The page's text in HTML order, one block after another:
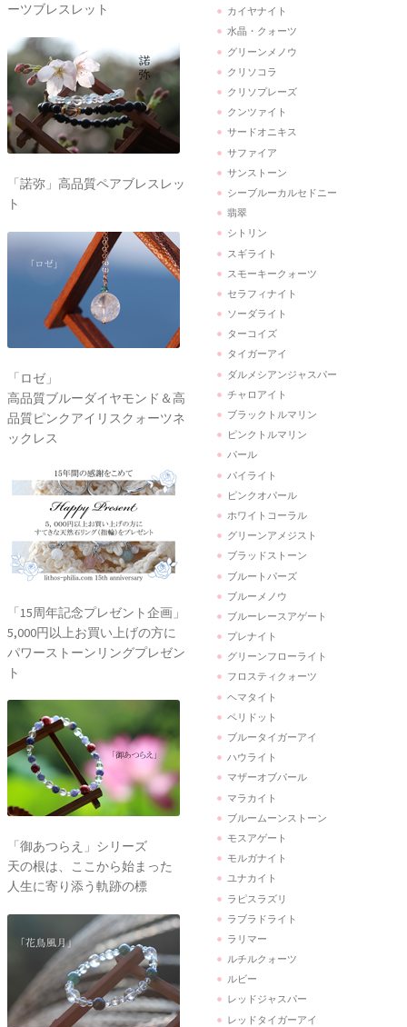
ーツブレスレット
「諾弥」高品質ペアブレスレッ
ト
「ロゼ」
高品質ブルーダイヤモンド＆高
品質ピンクアイリスクォーツネ
ックレス
「15周年記念プレゼント企画」
5,000円以上お買い上げの方に
パワーストーンリングプレゼン
ト
「御あつらえ」シリーズ
天の根は、ここから始まった
人生に寄り添う軌跡の標
カイヤナイト
水晶・クォーツ
グリーンメノウ
クリソコラ
クリソプレーズ
クンツァイト
サードオニキス
サファイア
サンストーン
シーブルーカルセドニー
翡翠
シトリン
スギライト
スモーキークォーツ
セラフィナイト
ソーダライト
ターコイズ
タイガーアイ
ダルメシアンジャスパー
チャロアイト
ブラックトルマリン
ピンクトルマリン
パール
パイライト
ピンクオパール
ホワイトコーラル
グリーンアメジスト
ブラッドストーン
ブルートパーズ
ブルーメノウ
ブルーレースアゲート
プレナイト
グリーンフローライト
フロスティクォーツ
ヘマタイト
ペリドット
ブルータイガーアイ
ハウライト
マザーオブパール
マラカイト
ブルームーンストーン
モスアゲート
モルガナイト
ユナカイト
ラピスラズリ
ラブラドライト
ラリマー
ルチルクォーツ
ルビー
レッドジャスパー
レッドタイガーアイ